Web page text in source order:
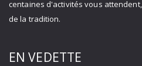
centaines d'activités vous
de la tradition.
EN VEDETTE